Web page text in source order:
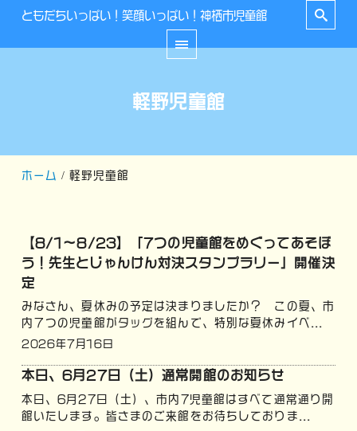
ともだちいっぱい！笑顔いっぱい！神栖市児童館
軽野児童館
ホーム 軽野児童館
【8/1～8/23】「7つの児童館をめぐってあそぼ
う！先生とじゃんけん対決スタンプラリー」開催決
定
みなさん、夏休みの予定は決まりましたか？ この夏、市
内７つの児童館がタッグを組んで、特別な夏休みイベ...
2026年7月16日
本日、6月27日（土）通常開館のお知らせ
本日、6月27日（土）、市内7児童館はすべて通常通り開
館いたします。皆さまのご来館をお待ちしておりま...